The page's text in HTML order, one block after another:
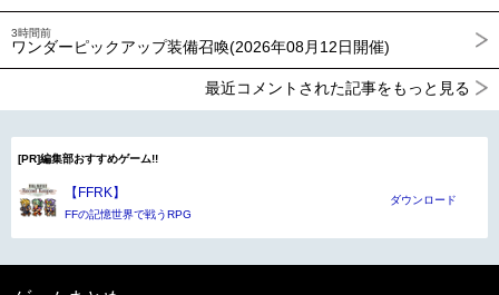
3時間前
ワンダーピックアップ装備召喚(2026年08月12日開催)
最近コメントされた記事をもっと見る
[PR]編集部おすすめゲーム!!
【FFRK】
FFの記憶世界で戦うRPG
ダウンロード